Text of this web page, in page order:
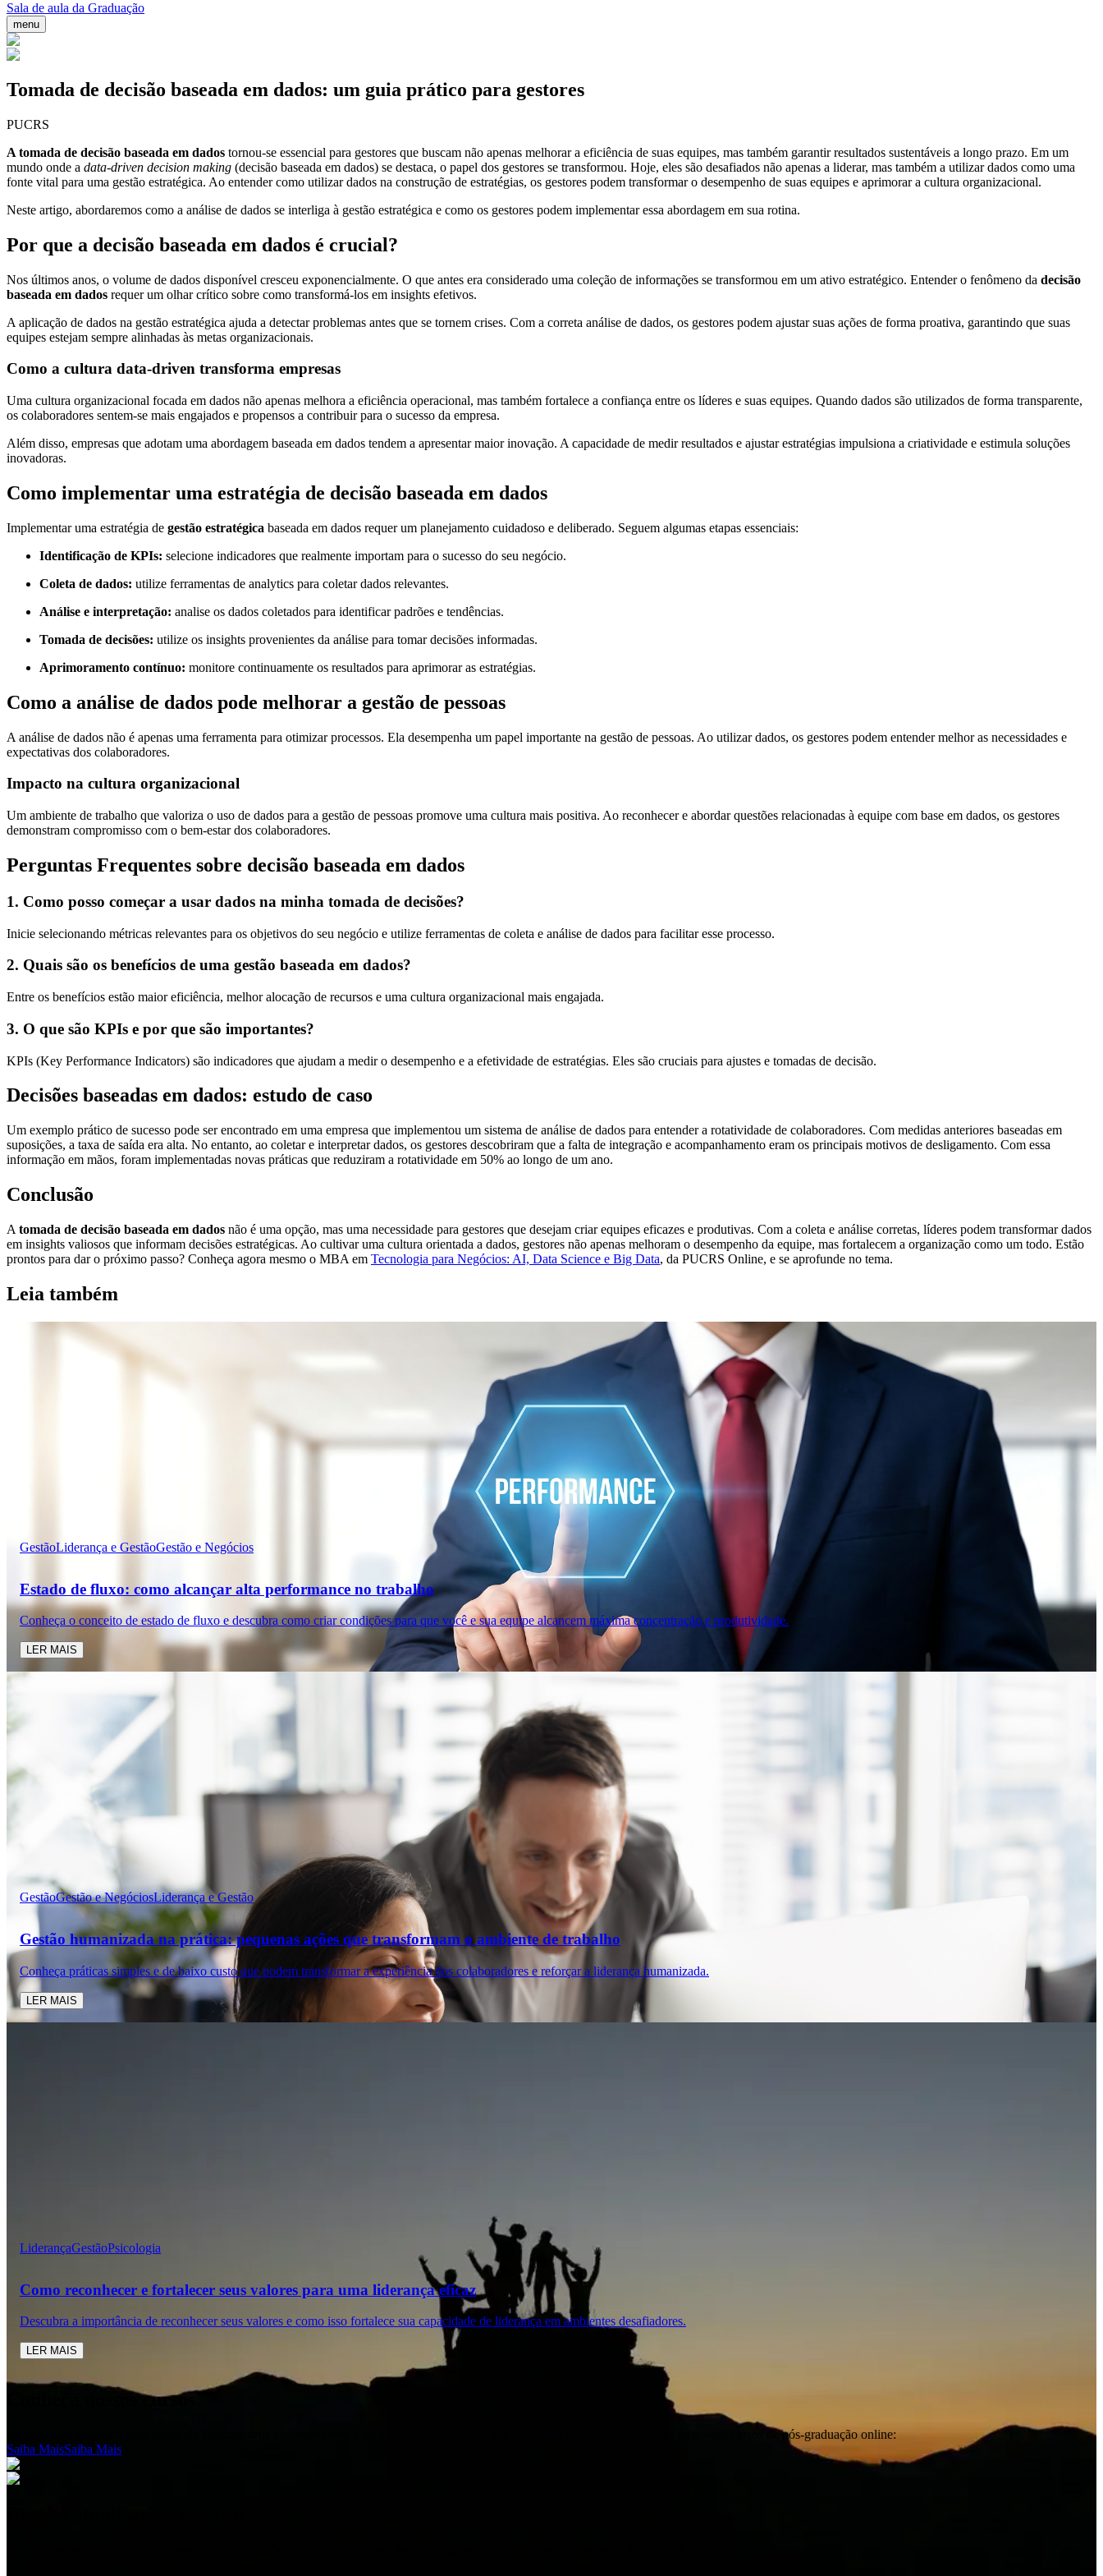
Sala de aula da Graduação
menu
Tomada de decisão baseada em dados: um guia prático para gestores
PUCRS
A tomada de decisão baseada em dados tornou-se essencial para gestores que buscam não apenas melhorar a eficiência de suas equipes, mas também garantir resultados sustentáveis a longo prazo. Em um
mundo onde a data-driven decision making (decisão baseada em dados) se destaca, o papel dos gestores se transformou. Hoje, eles são desafiados não apenas a liderar, mas também a utilizar dados como uma
fonte vital para uma gestão estratégica. Ao entender como utilizar dados na construção de estratégias, os gestores podem transformar o desempenho de suas equipes e aprimorar a cultura organizacional.
Neste artigo, abordaremos como a análise de dados se interliga à gestão estratégica e como os gestores podem implementar essa abordagem em sua rotina.
Por que a decisão baseada em dados é crucial?
Nos últimos anos, o volume de dados disponível cresceu exponencialmente. O que antes era considerado uma coleção de informações se transformou em um ativo estratégico. Entender o fenômeno da decisão
baseada em dados requer um olhar crítico sobre como transformá-los em insights efetivos.
A aplicação de dados na gestão estratégica ajuda a detectar problemas antes que se tornem crises. Com a correta análise de dados, os gestores podem ajustar suas ações de forma proativa, garantindo que suas
equipes estejam sempre alinhadas às metas organizacionais.
Como a cultura data-driven transforma empresas
Uma cultura organizacional focada em dados não apenas melhora a eficiência operacional, mas também fortalece a confiança entre os líderes e suas equipes. Quando dados são utilizados de forma transparente,
os colaboradores sentem-se mais engajados e propensos a contribuir para o sucesso da empresa.
Além disso, empresas que adotam uma abordagem baseada em dados tendem a apresentar maior inovação. A capacidade de medir resultados e ajustar estratégias impulsiona a criatividade e estimula soluções
inovadoras.
Como implementar uma estratégia de decisão baseada em dados
Implementar uma estratégia de gestão estratégica baseada em dados requer um planejamento cuidadoso e deliberado. Seguem algumas etapas essenciais:
Identificação de KPIs: selecione indicadores que realmente importam para o sucesso do seu negócio.
Coleta de dados: utilize ferramentas de analytics para coletar dados relevantes.
Análise e interpretação: analise os dados coletados para identificar padrões e tendências.
Tomada de decisões: utilize os insights provenientes da análise para tomar decisões informadas.
Aprimoramento contínuo: monitore continuamente os resultados para aprimorar as estratégias.
Como a análise de dados pode melhorar a gestão de pessoas
A análise de dados não é apenas uma ferramenta para otimizar processos. Ela desempenha um papel importante na gestão de pessoas. Ao utilizar dados, os gestores podem entender melhor as necessidades e
expectativas dos colaboradores.
Impacto na cultura organizacional
Um ambiente de trabalho que valoriza o uso de dados para a gestão de pessoas promove uma cultura mais positiva. Ao reconhecer e abordar questões relacionadas à equipe com base em dados, os gestores
demonstram compromisso com o bem-estar dos colaboradores.
Perguntas Frequentes sobre decisão baseada em dados
1. Como posso começar a usar dados na minha tomada de decisões?
Inicie selecionando métricas relevantes para os objetivos do seu negócio e utilize ferramentas de coleta e análise de dados para facilitar esse processo.
2. Quais são os benefícios de uma gestão baseada em dados?
Entre os benefícios estão maior eficiência, melhor alocação de recursos e uma cultura organizacional mais engajada.
3. O que são KPIs e por que são importantes?
KPIs (Key Performance Indicators) são indicadores que ajudam a medir o desempenho e a efetividade de estratégias. Eles são cruciais para ajustes e tomadas de decisão.
Decisões baseadas em dados: estudo de caso
Um exemplo prático de sucesso pode ser encontrado em uma empresa que implementou um sistema de análise de dados para entender a rotatividade de colaboradores. Com medidas anteriores baseadas em
suposições, a taxa de saída era alta. No entanto, ao coletar e interpretar dados, os gestores descobriram que a falta de integração e acompanhamento eram os principais motivos de desligamento. Com essa
informação em mãos, foram implementadas novas práticas que reduziram a rotatividade em 50% ao longo de um ano.
Conclusão
A tomada de decisão baseada em dados não é uma opção, mas uma necessidade para gestores que desejam criar equipes eficazes e produtivas. Com a coleta e análise corretas, líderes podem transformar dados
em insights valiosos que informam decisões estratégicas. Ao cultivar uma cultura orientada a dados, gestores não apenas melhoram o desempenho da equipe, mas fortalecem a organização como um todo. Estão
prontos para dar o próximo passo? Conheça agora mesmo o MBA em Tecnologia para Negócios: AI, Data Science e Big Data, da PUCRS Online, e se aprofunde no tema.
Leia também
GestãoLiderança e GestãoGestão e Negócios
Estado de fluxo: como alcançar alta performance no trabalho
Conheça o conceito de estado de fluxo e descubra como criar condições para que você e sua equipe alcancem máxima concentração e produtividade.
LER MAIS
GestãoGestão e NegóciosLiderança e Gestão
Gestão humanizada na prática: pequenas ações que transformam o ambiente de trabalho
Conheça práticas simples e de baixo custo que podem transformar a experiência dos colaboradores e reforçar a liderança humanizada.
LER MAIS
LiderançaGestãoPsicologia
Como reconhecer e fortalecer seus valores para uma liderança eficaz
Descubra a importância de reconhecer seus valores e como isso fortalece sua capacidade de liderança em ambientes desafiadores.
LER MAIS
Conheça nossos cursos
Se você está buscando uma forma de atualizar seus conhecimentos e ter a experiência da PUCRS Online na sua carreira, conheça os nossos cursos de pós-graduação online:
Saiba MaisSaiba Mais